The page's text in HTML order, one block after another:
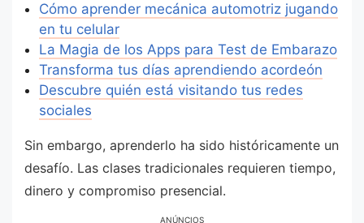
Cómo aprender mecánica automotriz jugando
en tu celular
La Magia de los Apps para Test de Embarazo
Transforma tus días aprendiendo acordeón
Descubre quién está visitando tus redes
sociales
Sin embargo, aprenderlo ha sido históricamente un
desafío. Las clases tradicionales requieren tiempo,
dinero y compromiso presencial.
ANÚNCIOS